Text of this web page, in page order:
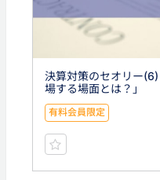
決算対策のセオリー
場する場面とは？」
有料会員限定